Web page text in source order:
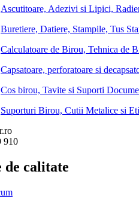
Ascutitoare, Adezivi si Lipici,
Buretiere, Datiere, Stampile, Tus
Calculatoare de Birou, Tehnica de
Capsatoare, perforatoare si
Cos birou, Tavite si Suporti
Suporturi Birou, Cutii Metalice si
910
de calitate